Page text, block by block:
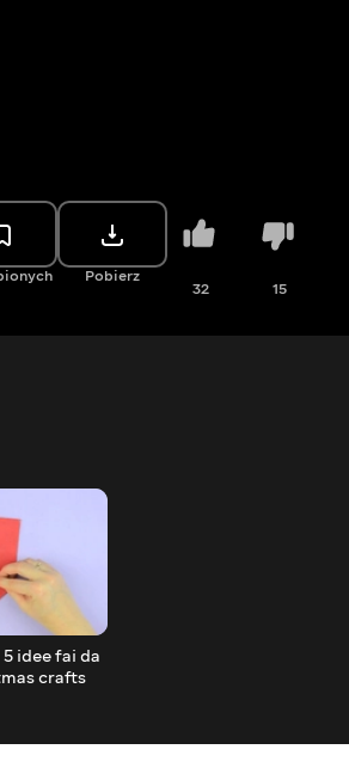
Pobierz
32 15
idee fai da
crafts